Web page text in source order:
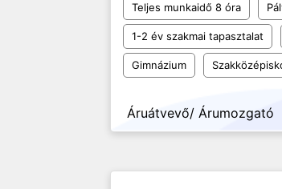
Teljes munkaidő 8 óra
1-2 év szakmai tapasztalat
Gimnázium
Áruátvevő/ Árumozgató